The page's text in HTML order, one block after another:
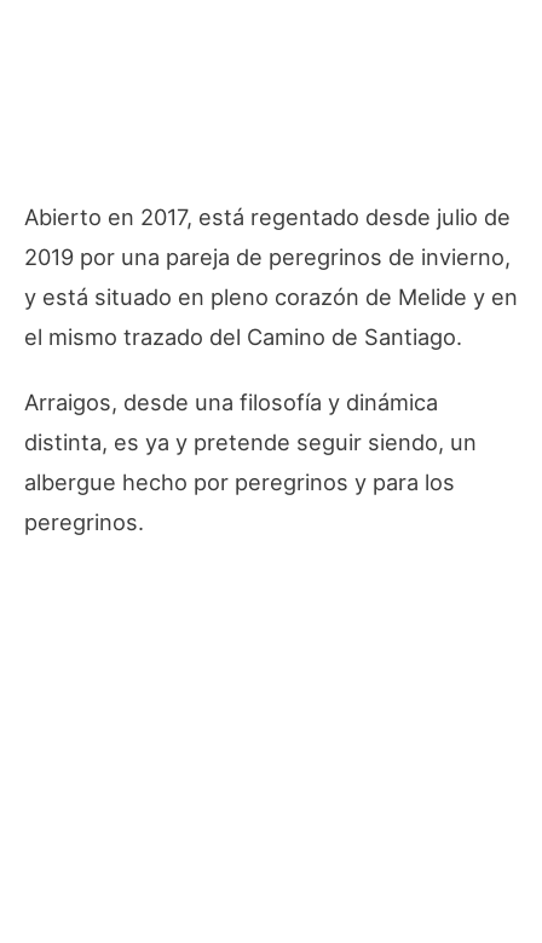
Abierto en 2017, está regentado desde julio de
2019 por una pareja de peregrinos de invierno,
y está situado en pleno corazón de Melide y en
el mismo trazado del Camino de Santiago.
Arraigos, desde una filosofía y dinámica
distinta, es ya y pretende seguir siendo, un
albergue hecho por peregrinos y para los
peregrinos.